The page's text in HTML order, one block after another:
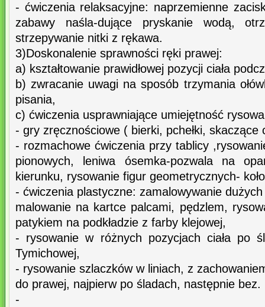
- ćwiczenia relaksacyjne: naprzemienne
zabawy naśla-dujące pryskanie wodą,
strzepywanie nitki z rękawa.
3)Doskonalenie sprawności ręki prawej:
a) kształtowanie prawidłowej pozycji ciała
b) zwracanie uwagi na sposób trzymania
pisania,
c) ćwiczenia usprawniające umiejętność
- gry zręcznościowe ( bierki, pchełki, skaczące
- rozmachowe ćwiczenia przy tablicy
pionowych, leniwa ósemka-pozwala na
kierunku, rysowanie figur geometrycznych-
- ćwiczenia plastyczne: zamalowywanie
malowanie na kartce palcami, pędzlem,
patykiem na podkładzie z farby klejowej,
- rysowanie w różnych pozycjach ciała po
Tymichowej,
- rysowanie szlaczków w liniach, z
do prawej, najpierw po śladach, następnie bez.
-